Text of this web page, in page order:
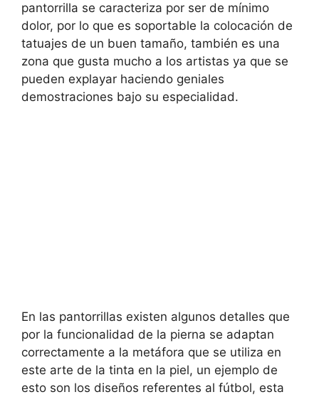
pantorrilla se caracteriza por ser de mínimo
dolor, por lo que es soportable la colocación de
tatuajes de un buen tamaño, también es una
zona que gusta mucho a los artistas ya que se
pueden explayar haciendo geniales
demostraciones bajo su especialidad.
En las pantorrillas existen algunos detalles que
por la funcionalidad de la pierna se adaptan
correctamente a la metáfora que se utiliza en
este arte de la tinta en la piel, un ejemplo de
esto son los diseños referentes al fútbol, esta